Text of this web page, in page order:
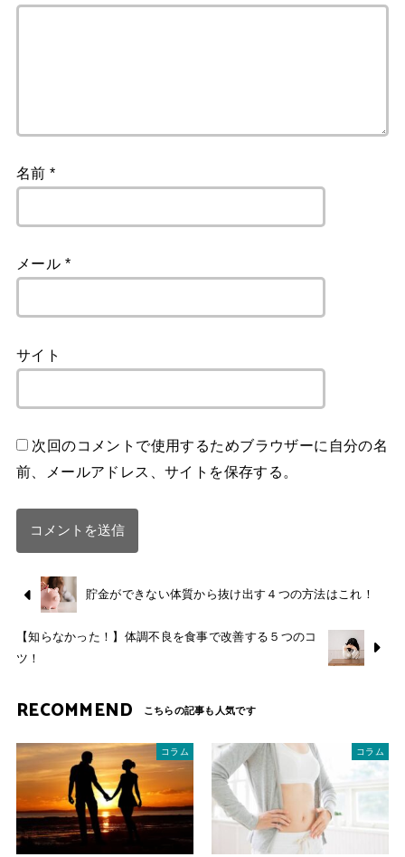
名前*
メール *
サイト
次回のコメントで使用するためブラウザーに自分の名
前、メールアドレス、サイトを保存する。
貯金ができない体質から抜け出す４つの方法はこれ！
【知らなかった！】体調不良を食事で改善する５つのコ
ツ！
RECOMMEND
コラム コラム